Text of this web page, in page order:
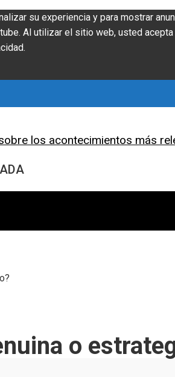
su experiencia y para mostrar
Al utilizar el sitio web, usted
los acontecimientos más
o